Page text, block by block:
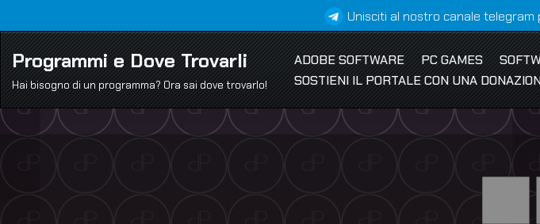
Vai
al
contenuto
Unisciti al nostro canale
Programmi e Dove Trovarli
Hai bisogno di un programma? Ora sai dove trovarlo!
ADOBE SOFTWARE PC GAMES
SOSTIENI IL PORTALE CON UNA